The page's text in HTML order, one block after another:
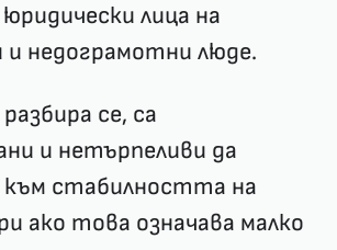
лица на
недограмотни люде.
се, са
и нетърпеливи да
стабилността на
ако това означава малко